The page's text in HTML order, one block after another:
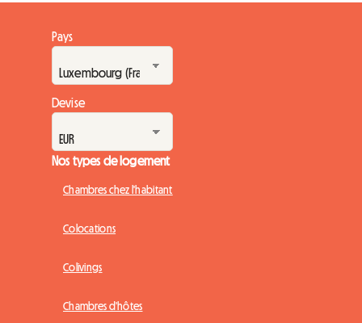
Pays
Devise
Nos types de logement
Chambres chez l'habitant
Colocations
Colivings
Chambres d'hôtes